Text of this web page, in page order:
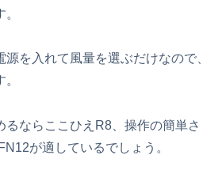
を入れて風量を選ぶだけなので、
るならここひえR8、操作の簡単さ
が適しているでしょう。